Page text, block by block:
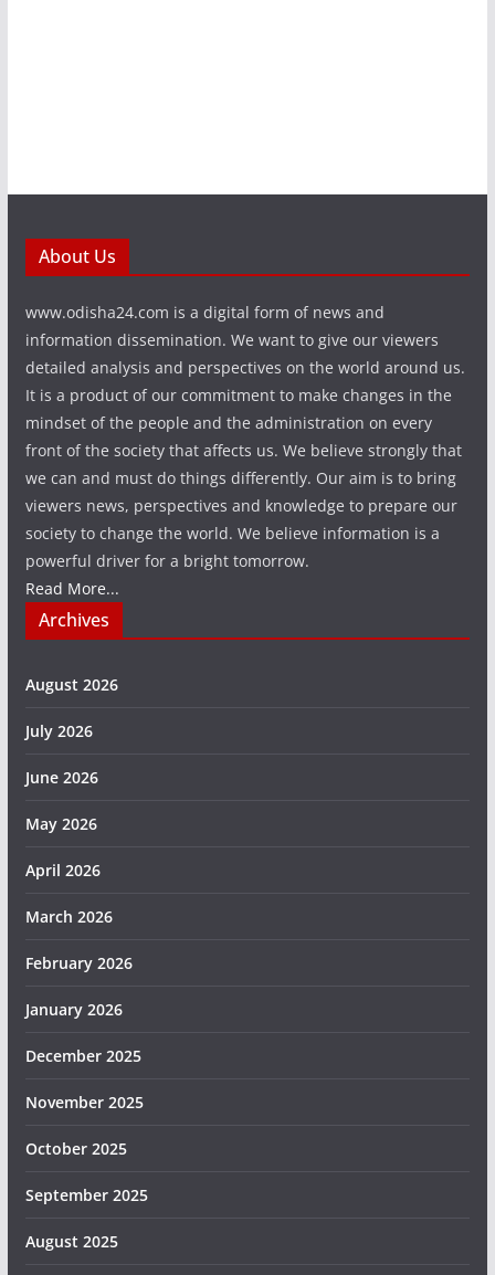
About Us
www.odisha24.com is a digital form of news and
information dissemination. We want to give our viewers
detailed analysis and perspectives on the world around us.
It is a product of our commitment to make changes in the
mindset of the people and the administration on every
front of the society that affects us. We believe strongly that
we can and must do things differently. Our aim is to bring
viewers news, perspectives and knowledge to prepare our
society to change the world. We believe information is a
powerful driver for a bright tomorrow.
Read More...
Archives
August 2026
July 2026
June 2026
May 2026
April 2026
March 2026
February 2026
January 2026
December 2025
November 2025
October 2025
September 2025
August 2025